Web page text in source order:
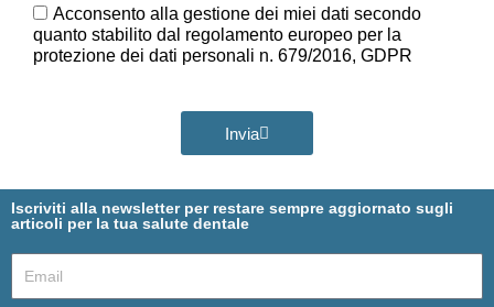
GDPR
Acconsento alla gestione dei miei dati secondo
quanto stabilito dal regolamento europeo per la
protezione dei dati personali n. 679/2016, GDPR
Invia
Iscriviti alla newsletter per restare sempre aggiornato sugli
articoli per la tua salute dentale
Email